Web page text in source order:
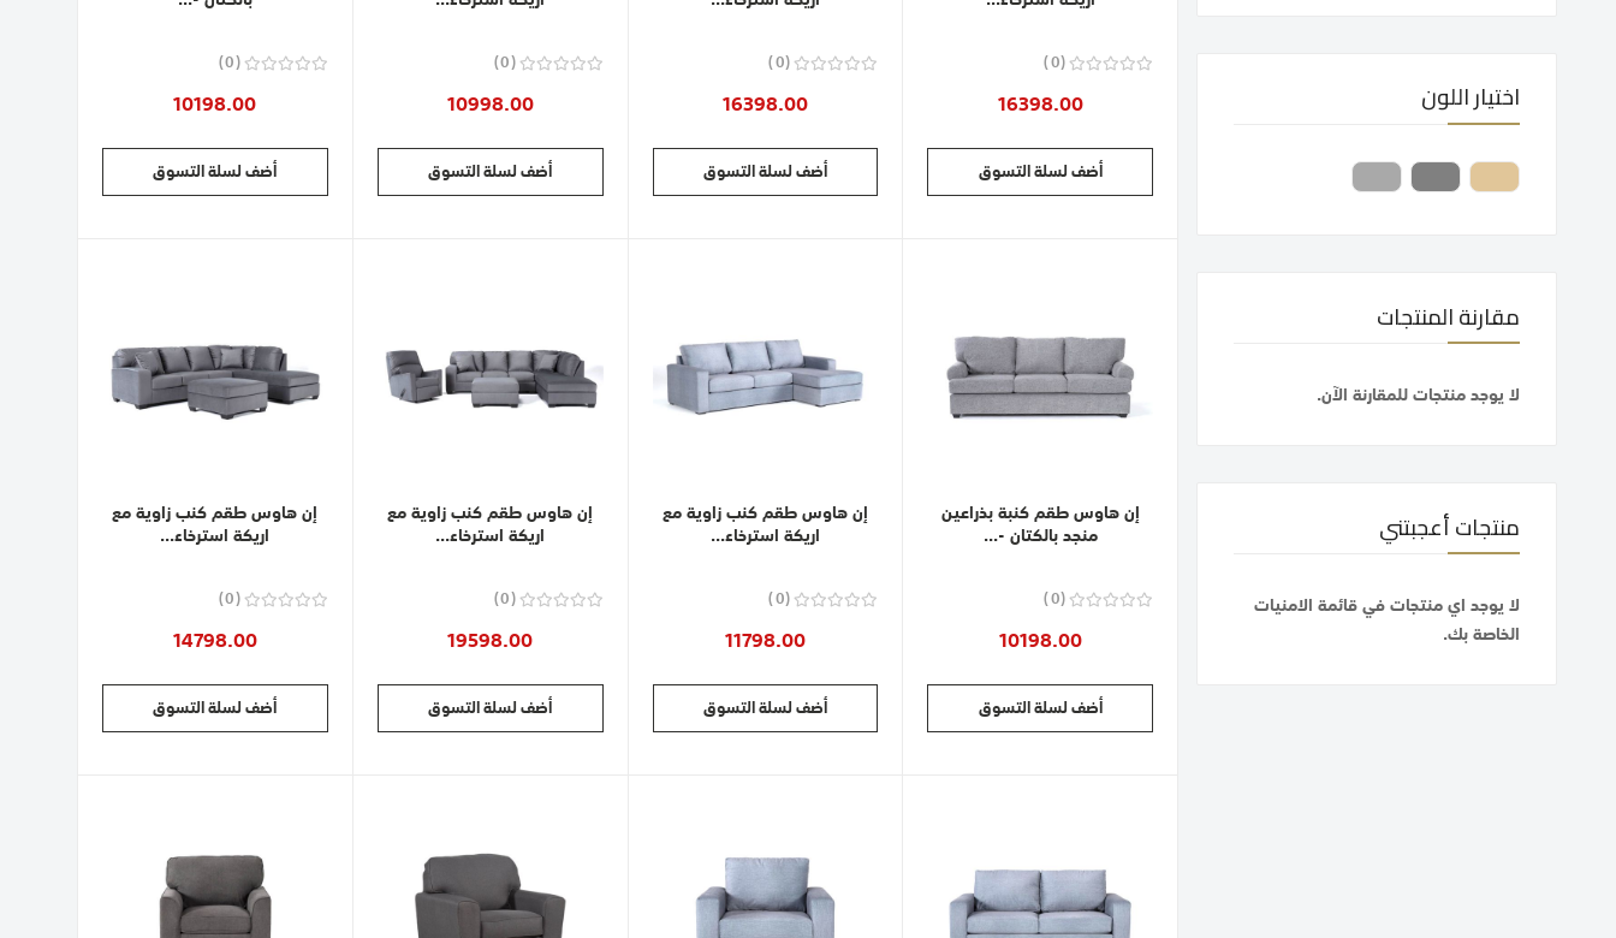
0
16398.00
أضف لسلة التسوق
0
16398.00
أضف لسلة التسوق
0
10998.00
أضف لسلة التسوق
0
10198.00
أضف لسلة التسوق
إن هاوس طقم كنبة بذراعين
منجد بالكتان -...
0
10198.00
أضف لسلة التسوق
إن هاوس طقم كنب زاوية مع
اريكة استرخاء...
0
11798.00
أضف لسلة التسوق
إن هاوس طقم كنب زاوية مع
اريكة استرخاء...
0
19598.00
أضف لسلة التسوق
إن هاوس طقم كنب زاوية مع
اريكة استرخاء...
0
14798.00
أضف لسلة التسوق
اختيار اللون
مقارنة المنتجات
لا يوجد منتجات للمقارنة الآن.
منتجات أعجبتني
لا يوجد اي منتجات في قائمة الامنيات
الخاصة بك.